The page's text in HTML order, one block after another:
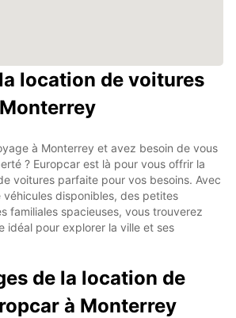
location de voitures
à Monterrey et avez besoin de vous
? Europcar est là pour vous offrir la
voitures parfaite pour vos besoins. Avec
véhicules disponibles, des petites
familiales spacieuses, vous trouverez
idéal pour explorer la ville et ses
de la location de
à Monterrey